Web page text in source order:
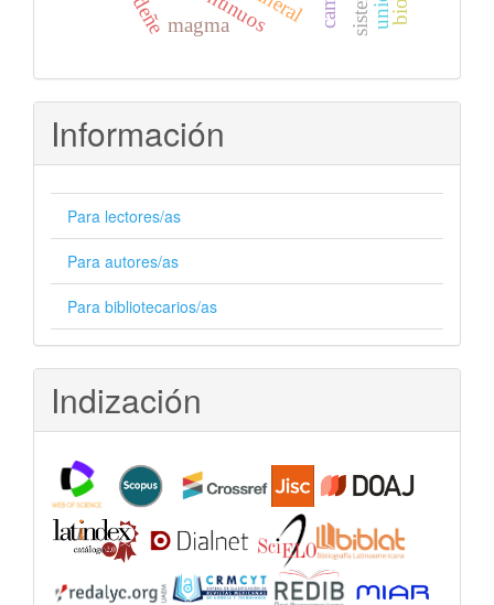
magma
Información
Para lectores/as
Para autores/as
Para bibliotecarios/as
Indización